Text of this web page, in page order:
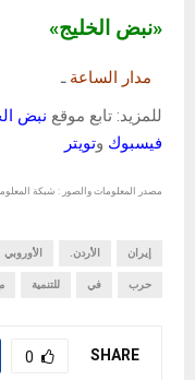
«نبض الخليج»
مدار الساعةـ
للمزيد: تابع موقع نبض
فيسبوك وتويتر
مصدر المعلومات والصور : شبكة
إيران الأردن. الأوروبي
حرب في للتنمية
SHARE
0